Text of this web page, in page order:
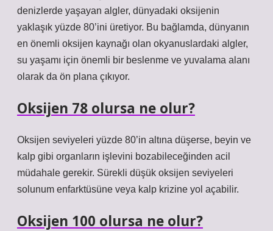
denizlerde yaşayan algler, dünyadaki oksijenin
yaklaşık yüzde 80’ini üretiyor. Bu bağlamda, dünyanın
en önemli oksijen kaynağı olan okyanuslardaki algler,
su yaşamı için önemli bir beslenme ve yuvalama alanı
olarak da ön plana çıkıyor.
Oksijen 78 olursa ne olur?
Oksijen seviyeleri yüzde 80’in altına düşerse, beyin ve
kalp gibi organların işlevini bozabileceğinden acil
müdahale gerekir. Sürekli düşük oksijen seviyeleri
solunum enfarktüsüne veya kalp krizine yol açabilir.
Oksijen 100 olursa ne olur?